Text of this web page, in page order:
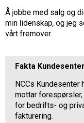
Å jobbe med salg og
min lidenskap, og jeg
vårt fremover.
Fakta Kundesenter
NCCs Kundesenter
mottar
for bedrifts- og
fakturering.